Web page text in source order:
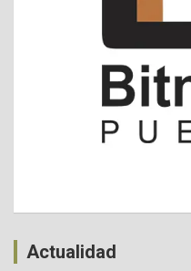
Actualidad